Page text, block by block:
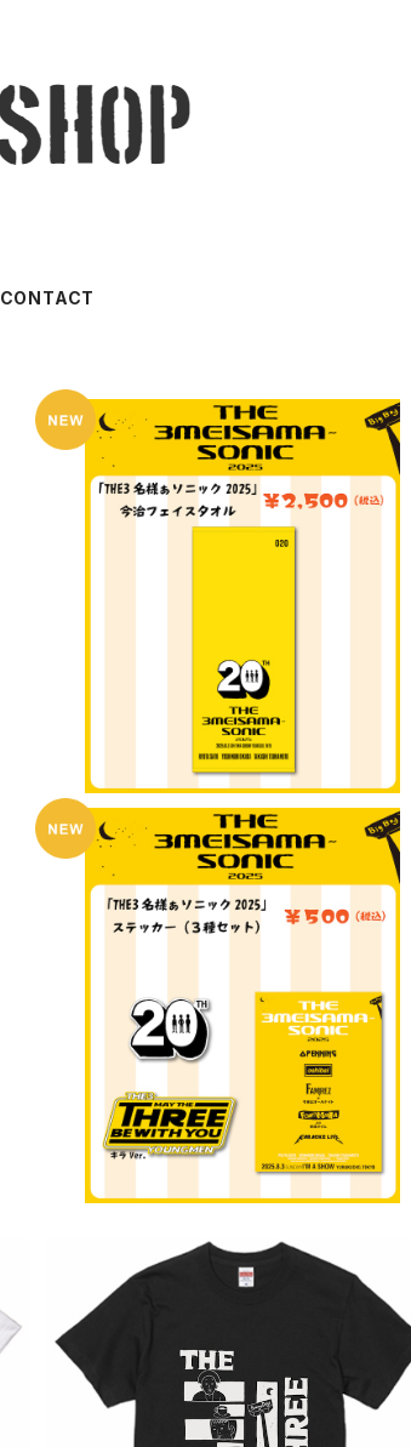
CONTACT
「THE3名様ぁソニック2025」ステッカー３種
セット
¥500
【THE3名様】特製Tシャツ（ブラック）
¥3,500